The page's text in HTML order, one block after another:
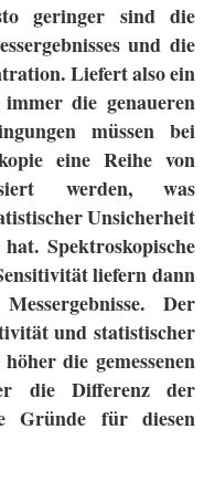
geringer sind die
und die
Liefert also ein
die genaueren
müssen bei
eine Reihe von
werden, was
Unsicherheit
Spektroskopische
liefern dann
Der
und statistischer
die gemessenen
die Differenz der
Gründe für diesen